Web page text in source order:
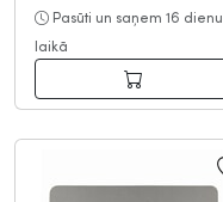
Pasūti un saņem 16 dienu
laikā